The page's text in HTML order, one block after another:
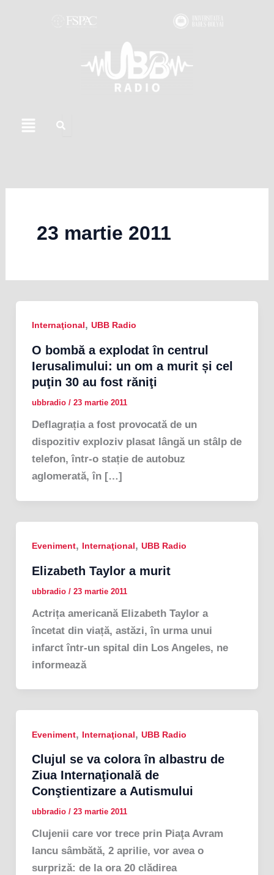
Menu
23 martie 2011
Internaţional, UBB Radio
O bombă a explodat în centrul
Ierusalimului: un om a murit și cel
puţin 30 au fost răniţi
ubbradio / 23 martie 2011
Deflagrația a fost provocată de un
dispozitiv exploziv plasat lângă un stâlp de
telefon, într-o stație de autobuz
aglomerată, în […]
Eveniment, Internaţional, UBB Radio
Elizabeth Taylor a murit
ubbradio / 23 martie 2011
Actrița americană Elizabeth Taylor a
încetat din viață, astăzi, în urma unui
infarct într-un spital din Los Angeles, ne
informează
Eveniment, Internaţional, UBB Radio
Clujul se va colora în albastru de
Ziua Internaţională de
Conştientizare a Autismului
ubbradio / 23 martie 2011
Clujenii care vor trece prin Piaţa Avram
Iancu sâmbătă, 2 aprilie, vor avea o
surpriză: de la ora 20 clădirea